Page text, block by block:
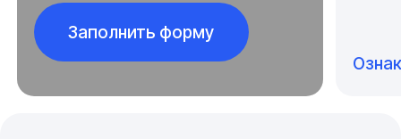
Заполнить форму